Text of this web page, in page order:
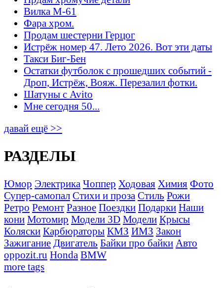
Вилка М-61
Фара хром.
Продам шестерни Герцог
Истрёж номер 47. Лето 2026. Вот эти даты
Такси Биг-Бен
Остатки футболок с прошедших событий -
Дроп, Истрёж, Вояж. Перезалил фотки.
Шатуны с Avito
Мне сегодня 50...
давай ещё >>
РАЗДЕЛЫ
Юмор Электрика Чоппер Ходовая Химия Фото
Супер-самопал Стихи и проза Стиль Рожи
Ретро Ремонт Разное Поездки Подарки Наши
кони Мотомир Модели 3D Модели Крысы
Коляски Карбюраторы КМЗ ИМЗ Закон
Зажигание Двигатель Байки про байки Авто
oppozit.ru Honda BMW
more tags